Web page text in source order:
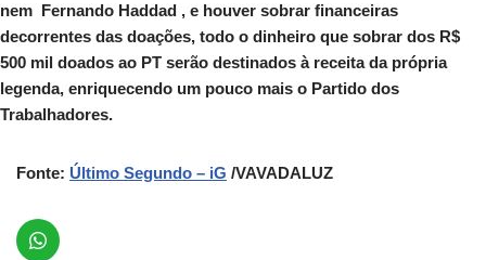
nem Fernando Haddad , e houver sobrar financeiras
decorrentes das doações, todo o dinheiro que sobrar dos R$
500 mil doados ao PT serão destinados à receita da própria
legenda, enriquecendo um pouco mais o Partido dos
Trabalhadores.
Fonte: Último Segundo – iG /VAVADALUZ